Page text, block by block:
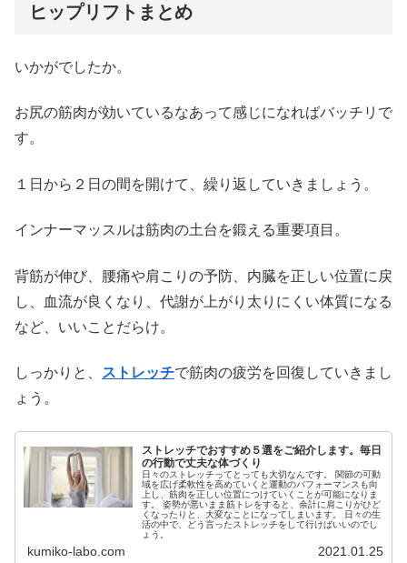
ヒップリフトまとめ
いかがでしたか。
お尻の筋肉が効いているなあって感じになればバッチリで
す。
１日から２日の間を開けて、繰り返していきましょう。
インナーマッスルは筋肉の土台を鍛える重要項目。
背筋が伸び、腰痛や肩こりの予防、内臓を正しい位置に戻
し、血流が良くなり、代謝が上がり太りにくい体質になる
など、いいことだらけ。
しっかりと、 ストレッチで筋肉の疲労を回復していきまし
ょう。
ストレッチでおすすめ５選をご紹介します。毎日
の行動で丈夫な体づくり
日々のストレッチってとっても大切なんです。 関節の可動
域を広げ柔軟性を高めていくと運動のパフォーマンスも向
上し、筋肉を正しい位置につけていくことが可能になりま
す。 姿勢が悪いまま筋トレをすると、余計に肩こりがひど
くなったりと、大変なことになってしまいます。 日々の生
活の中で、どう言ったストレッチをして行けばいいのでし
ょう。
kumiko-labo.com 2021.01.25